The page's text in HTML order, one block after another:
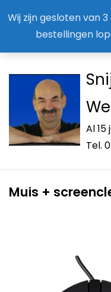
Wij zijn gesloten van
bestellingen
Al
Tel.
Muis +